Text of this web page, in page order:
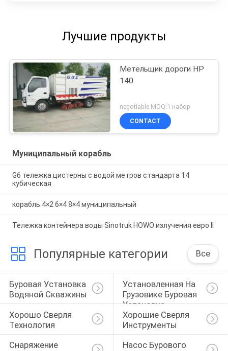
Лучшие продукты
Метельщик дороги HP
140
negotiable MOQ:1 набор
CONTACT
Муниципальный корабль
G6 тележка цистерны с водой метров стандарта 14
кубическая
корабль 4×2 6×4 8×4 муниципальный
Тележка контейнера воды Sinotruk HOWO излучения евро II
Популярные категории Все
Буровая Установка
Водяной Скважины
Установленная На
Грузовике Буровая
Установка
Хорошо Сверля
Технология
Хорошие Сверля
Инструменты
Снаряжение
Насос Бурового